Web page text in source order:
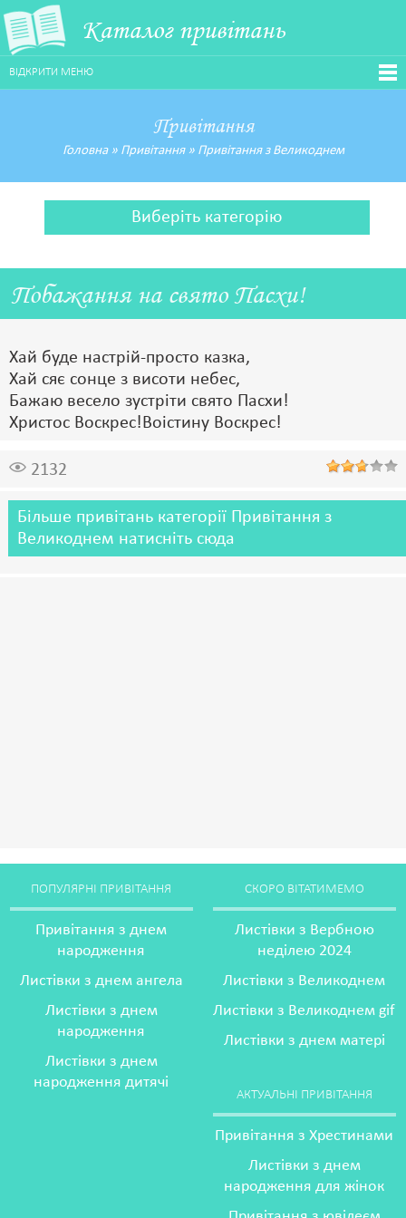
Каталог привітань
ВІДКРИТИ МЕНЮ
Привітання
Головна» Привітання» Привітання з Великоднем
Виберіть категорію
Побажання на свято Пасхи!
Хай буде настрій-просто казка,
Хай сяє сонце з висоти небес,
Бажаю весело зустріти свято Пасхи!
Христос Воскрес!Воістину Воскрес!
2132
Більше привітань категорії Привітання з
Великоднем натисніть сюда
ПОПУЛЯРНІ ПРИВІТАННЯ
Привітання з днем
народження
Листівки з днем ангела
Листівки з днем
народження
Листівки з днем
народження дитячі
СКОРО ВІТАТИМЕМО
Листівки з Вербною
неділею 2024
Листівки з Великоднем
Листівки з Великоднем gif
Листівки з днем матері
АКТУАЛЬНІ ПРИВІТАННЯ
Привітання з Хрестинами
Листівки з днем
народження для жінок